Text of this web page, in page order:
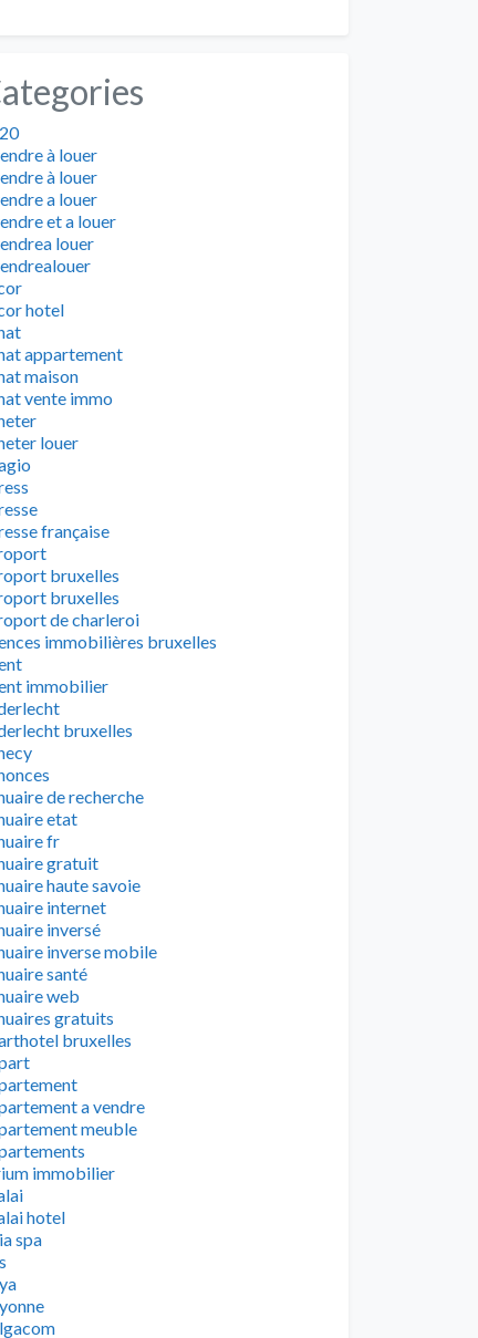
à louer
à louer
a louer
et a louer
louer
hotel
appartement
maison
vente immo
louer
française
bruxelles
bruxelles
de charleroi
immobilières bruxelles
immobilier
bruxelles
de recherche
etat
fr
gratuit
haute savoie
internet
inversé
inverse mobile
santé
web
gratuits
bruxelles
a vendre
meuble
immobilier
hotel
spa